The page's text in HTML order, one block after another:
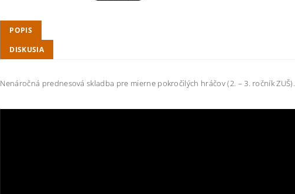
POPIS
DISKUSIA
Nenáročná prednesová skladba pre mierne pokročilých hráčov (2. – 3. ročník ZUŠ).